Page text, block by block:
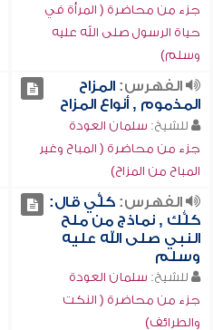
جزء من محاضرة ( المرأة في
حياة الرسول صلى الله عليه
وسلم)
الفهرس:المزاح
المذموم , أنواع المزاح
للشيخ: سلمان العودة
جزء من محاضرة ( المباح وغير
المباح من المزاح)
الفهرس:كلُّّي قال:
كلُّك , نماذج من ملح
النبي صلى الله عليه
وسلم
للشيخ: سلمان العودة
جزء من محاضرة ( النكت
والطرائف)